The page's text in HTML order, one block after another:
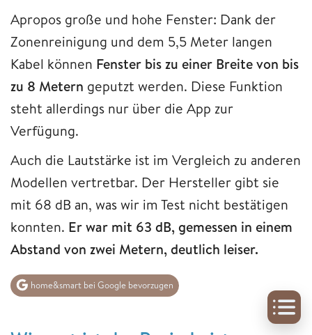
Apropos große und hohe Fenster: Dank der
Zonenreinigung und dem 5,5 Meter langen
Kabel können Fenster bis zu einer Breite von bis
zu 8 Metern geputzt werden. Diese Funktion
steht allerdings nur über die App zur
Verfügung.
Auch die Lautstärke ist im Vergleich zu anderen
Modellen vertretbar. Der Hersteller gibt sie
mit 68 dB an, was wir im Test nicht bestätigen
konnten. Er war mit 63 dB, gemessen in einem
Abstand von zwei Metern, deutlich leiser.
home&smart bei Google bevorzugen